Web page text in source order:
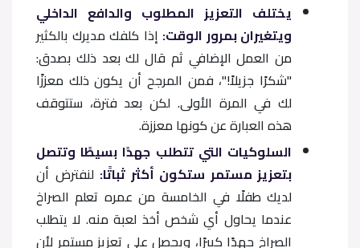
يختلف التعزيز المطلوب والدافع الداخلي
ويتغيران بمرور الوقت: إذا كلفك مديرك بالكثير
من العمل الإضافي ثم قال لك بعد ذلك بصدق:
"شكرًا جزيلاً!"، فمن المرجح أن يكون ذلك معززًا
لك في المرة الأولى. لكن بعد فترة، ستتوقف
هذه العبارة عن كونها معززة.
السلوكيات التي تتطلب جهدًا بسيطًا وتتصل
بتعزيز مستمر ستكون أكثر ثباتًا: لنفترض أن
لديك طفلًا في الخامسة من عمره تعلم الصراخ
عندما يحاول أي شخص أخذ لعبة منه. لا يتطلب
الصراخ جهدًا كبيرًا، ويحصل على تعزيز مستمر لأن